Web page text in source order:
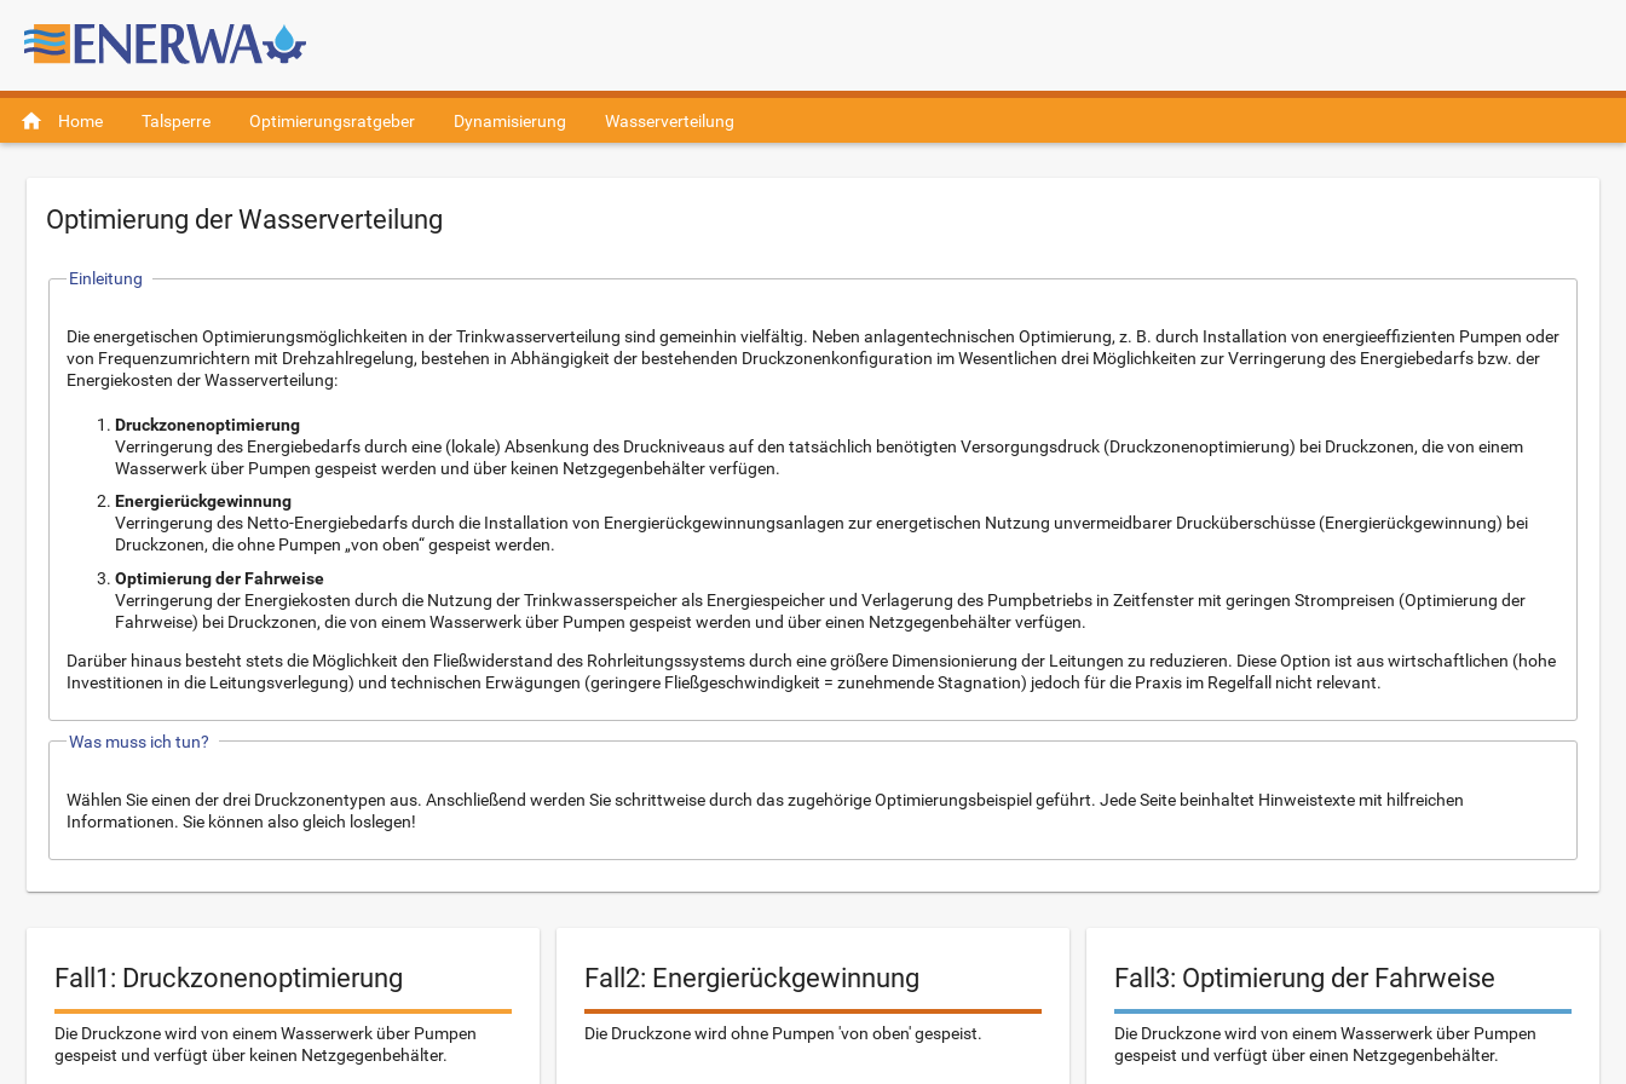
home Home Talsperre Optimierungsratgeber Dynamisierung Wasserverteilung
Optimierung der Wasserverteilung
Einleitung
Die energetischen Optimierungsmöglichkeiten in der Trinkwasserverteilung sind gemeinhin vielfältig. Neben anlagentechnischen Optimierung, z. B. durch Installation von energieeffizienten Pumpen oder
von Frequenzumrichtern mit Drehzahlregelung, bestehen in Abhängigkeit der bestehenden Druckzonenkonfiguration im Wesentlichen drei Möglichkeiten zur Verringerung des Energiebedarfs bzw. der
Energiekosten der Wasserverteilung:
Druckzonenoptimierung
Verringerung des Energiebedarfs durch eine (lokale) Absenkung des Druckniveaus auf den tatsächlich benötigten Versorgungsdruck (Druckzonenoptimierung) bei Druckzonen, die von einem
Wasserwerk über Pumpen gespeist werden und über keinen Netzgegenbehälter verfügen.
Energierückgewinnung
Verringerung des Netto-Energiebedarfs durch die Installation von Energierückgewinnungsanlagen zur energetischen Nutzung unvermeidbarer Drucküberschüsse (Energierückgewinnung) bei
Druckzonen, die ohne Pumpen „von oben“ gespeist werden.
Optimierung der Fahrweise
Verringerung der Energiekosten durch die Nutzung der Trinkwasserspeicher als Energiespeicher und Verlagerung des Pumpbetriebs in Zeitfenster mit geringen Strompreisen (Optimierung der
Fahrweise) bei Druckzonen, die von einem Wasserwerk über Pumpen gespeist werden und über einen Netzgegenbehälter verfügen.
Darüber hinaus besteht stets die Möglichkeit den Fließwiderstand des Rohrleitungssystems durch eine größere Dimensionierung der Leitungen zu reduzieren. Diese Option ist aus wirtschaftlichen (hohe
Investitionen in die Leitungsverlegung) und technischen Erwägungen (geringere Fließgeschwindigkeit = zunehmende Stagnation) jedoch für die Praxis im Regelfall nicht relevant.
Was muss ich tun?
Wählen Sie einen der drei Druckzonentypen aus. Anschließend werden Sie schrittweise durch das zugehörige Optimierungsbeispiel geführt. Jede Seite beinhaltet Hinweistexte mit hilfreichen
Informationen. Sie können also gleich loslegen!
Fall1: Druckzonenoptimierung
Die Druckzone wird von einem Wasserwerk über Pumpen
gespeist und verfügt über keinen Netzgegenbehälter.
Fall2: Energierückgewinnung
Die Druckzone wird ohne Pumpen 'von oben' gespeist.
Fall3: Optimierung der Fahrweise
Die Druckzone wird von einem Wasserwerk über Pumpen
gespeist und verfügt über einen Netzgegenbehälter.